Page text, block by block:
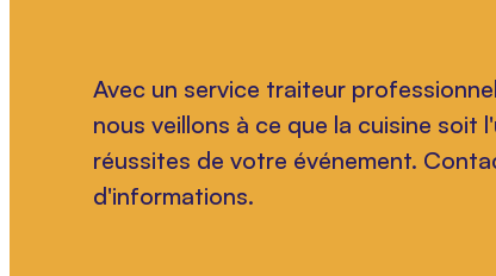
Avec un service traiteur
nous veillons à ce que la cuisine soit
réussites de votre événement.
d'informations.